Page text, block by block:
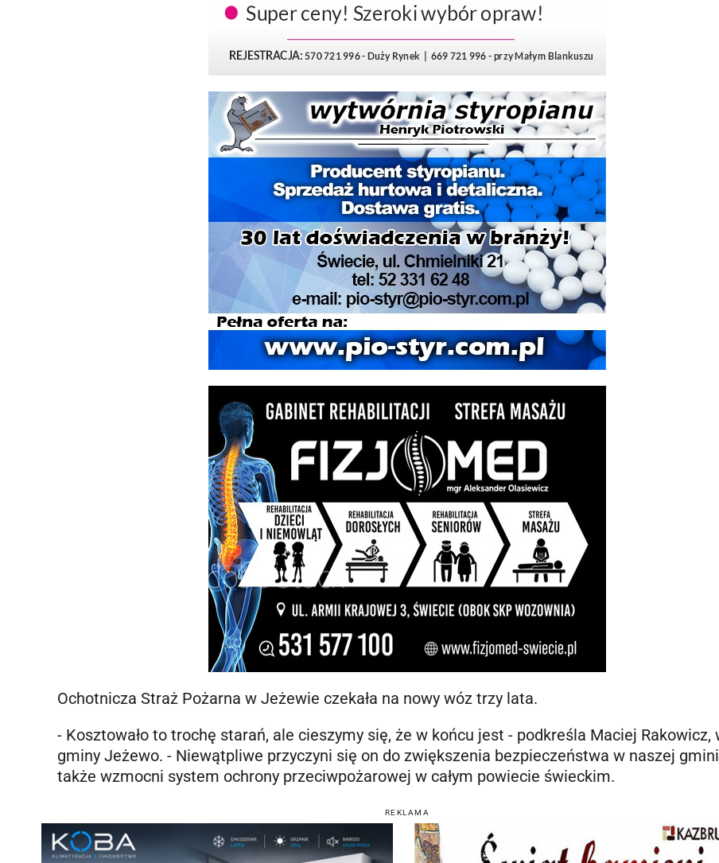
Ochotnicza Straż Pożarna w Jeżewie czekała na nowy wóz trzy lata.
- Kosztowało to trochę starań, ale cieszymy się, że w końcu jest - podkreśla Maciej Rakowicz,
gminy Jeżewo. - Niewątpliwe przyczyni się on do zwiększenia bezpieczeństwa w naszej
także wzmocni system ochrony przeciwpożarowej w całym powiecie świeckim.
REKLAMA